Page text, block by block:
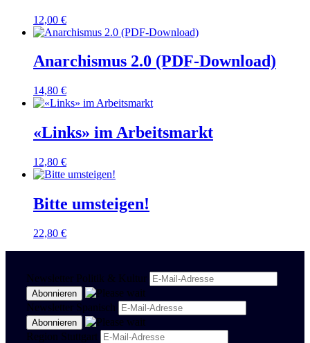
12,00 €
Anarchismus 2.0 (PDF-Download)
14,80 €
«Links» im Arbeitsmarkt
12,80 €
Bitte umsteigen!
22,80 €
Newsletter Politik & Kultur
Newsletter Spanisch
Region Stuttgart